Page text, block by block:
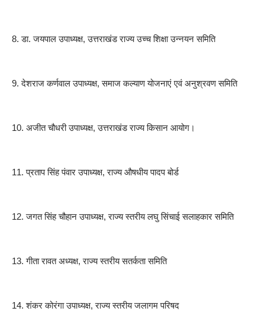
8. डा. जयपाल उपाध्यक्ष, उत्तराखंड राज्य उच्च शिक्षा उन्नयन समिति
9. देशराज कर्णवाल उपाध्यक्ष, समाज कल्याण योजनाएं एवं अनुश्रवण समिति
10. अजीत चौधरी उपाध्यक्ष, उत्तराखंड राज्य किसान आयोग।
11. प्रताप सिंह पंवार उपाध्यक्ष, राज्य औषधीय पादप बोर्ड
12. जगत सिंह चौहान उपाध्यक्ष, राज्य स्तरीय लघु सिंचाई सलाहकार समिति
13. गीता रावत अध्यक्ष, राज्य स्तरीय सतर्कता समिति
14. शंकर कोरंगा उपाध्यक्ष, राज्य स्तरीय जलागम परिषद